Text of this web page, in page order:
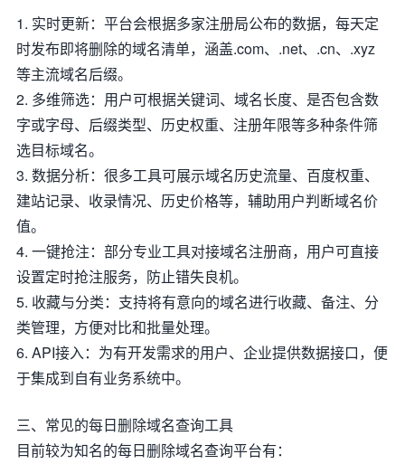
1. 实时更新：平台会根据多家注册局公布的数据，每天定
时发布即将删除的域名清单，涵盖.com、.net、.cn、.xyz
等主流域名后缀。
2. 多维筛选：用户可根据关键词、域名长度、是否包含数
字或字母、后缀类型、历史权重、注册年限等多种条件筛
选目标域名。
3. 数据分析：很多工具可展示域名历史流量、百度权重、
建站记录、收录情况、历史价格等，辅助用户判断域名价
值。
4. 一键抢注：部分专业工具对接域名注册商，用户可直接
设置定时抢注服务，防止错失良机。
5. 收藏与分类：支持将有意向的域名进行收藏、备注、分
类管理，方便对比和批量处理。
6. API接入：为有开发需求的用户、企业提供数据接口，便
于集成到自有业务系统中。
三、常见的每日删除域名查询工具
目前较为知名的每日删除域名查询平台有：